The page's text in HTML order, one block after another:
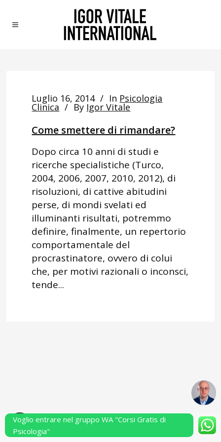
Luglio 16, 2014 In Psicologia
Clinica By Igor Vitale
Come smettere di rimandare?
Dopo circa 10 anni di studi e
ricerche specialistiche (Turco,
2004, 2006, 2007, 2010, 2012), di
risoluzioni, di cattive abitudini
perse, di mondi svelati ed
illuminanti risultati, potremmo
definire, finalmente, un repertorio
comportamentale del
procrastinatore, ovvero di colui
che, per motivi razionali o inconsci,
tende...
Powered by Performarsi S.a.s.
Voglio entrare nel gruppo WA "Corsi Gratis di
Psicologia"